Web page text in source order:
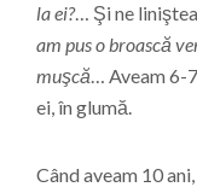
la ei?… Şi ne
am pus o broască
muşcă… Aveam 6-
ei, în glumă.
Când aveam 10